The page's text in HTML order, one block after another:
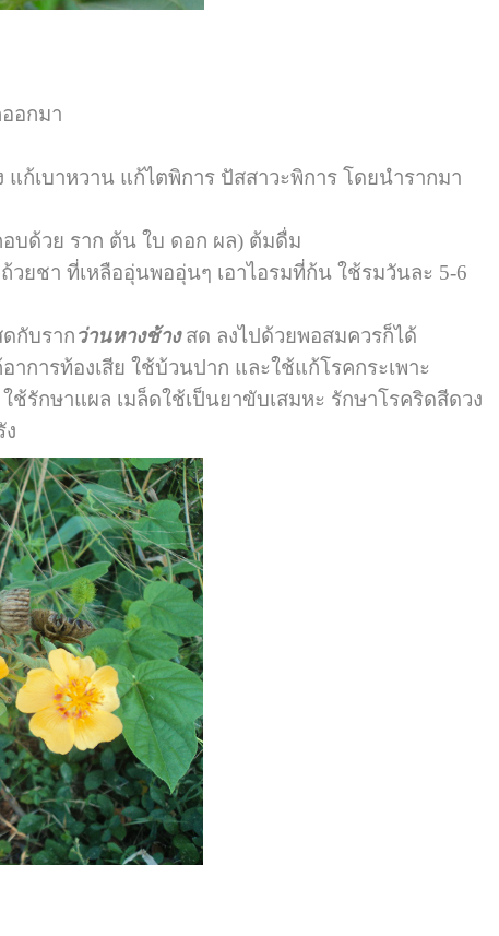
อกมา
ก้เบาหวาน แก้ไตพิการ ปัสสาวะพิการ โดยนำรากมา
บด้วย ราก ต้น ใบ ดอก ผล) ต้มดื่ม
ยชา ที่เหลืออุ่นพออุ่นๆ เอาไอรมที่ก้น ใช้รมวันละ 5-6
ดกับรากว่านหางช้าง สด ลงไปด้วยพอสมควรก็ได้
รท้องเสีย ใช้บ้วนปาก และใช้แก้โรคกระเพาะ
ช้รักษาแผล เมล็ดใช้เป็นยาขับเสมหะ รักษาโรคริดสีดวง
ง